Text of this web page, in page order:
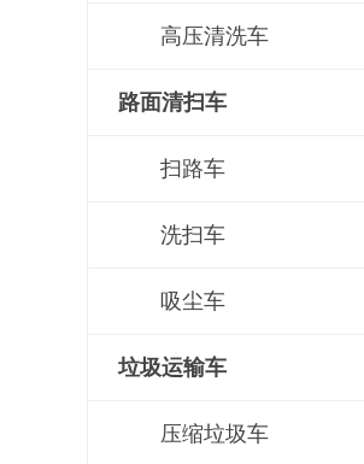
高压清洗车
路面清扫车
扫路车
洗扫车
吸尘车
垃圾运输车
压缩垃圾车